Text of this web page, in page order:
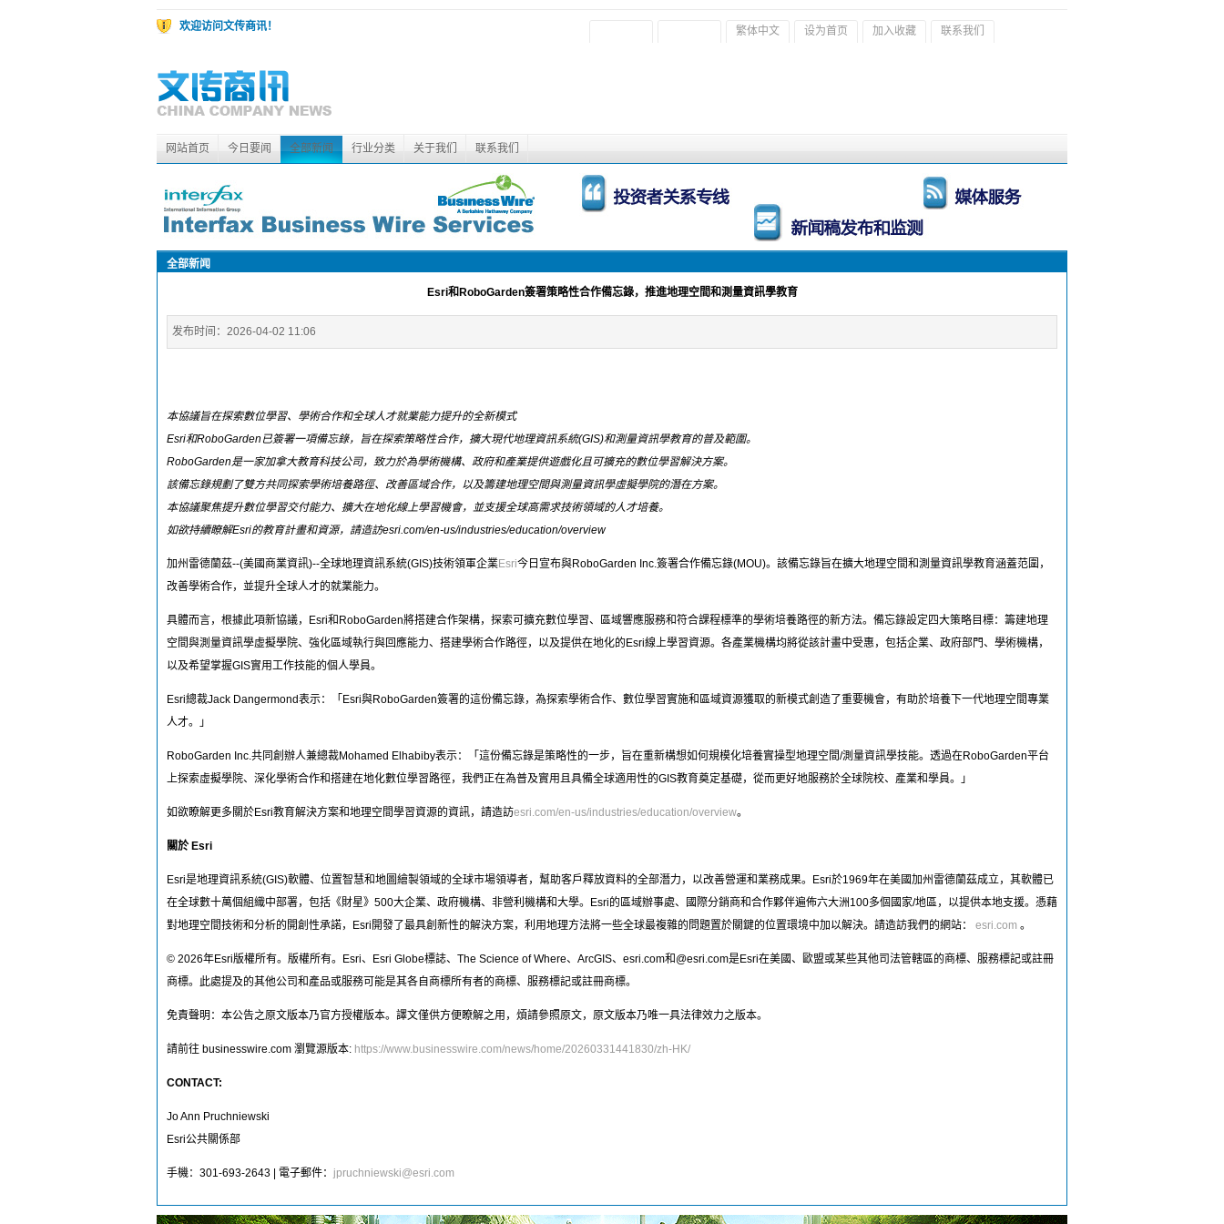
欢迎访问文传商讯！ 繁体中文 设为首页 加入收藏 联系我们
网站首页 今日要闻 全部新闻 行业分类 关于我们 联系我们
全部新闻
Esri和RoboGarden簽署策略性合作備忘錄，推進地理空間和測量資訊學教育
发布时间： 2026-04-02 11:06
本協議旨在探索數位學習、學術合作和全球人才就業能力提升的全新模式
Esri和RoboGarden已簽署一項備忘錄，旨在探索策略性合作，擴大現代地理資訊系統(GIS)和測量資訊學教育的普及範圍。
RoboGarden是一家加拿大教育科技公司，致力於為學術機構、政府和產業提供遊戲化且可擴充的數位學習解決方案。
該備忘錄規劃了雙方共同探索學術培養路徑、改善區域合作，以及籌建地理空間與測量資訊學虛擬學院的潛在方案。
本協議聚焦提升數位學習交付能力、擴大在地化線上學習機會，並支援全球高需求技術領域的人才培養。
如欲持續瞭解Esri的教育計畫和資源，請造訪esri.com/en-us/industries/education/overview
加州雷德蘭茲--(美國商業資訊)--全球地理資訊系統(GIS)技術領軍企業Esri今日宣布與RoboGarden Inc.簽署合作備忘錄(MOU)。該備忘錄旨在擴大地理空間和測量資訊學教育涵蓋范圍，
改善學術合作，並提升全球人才的就業能力。
具體而言，根據此項新協議，Esri和RoboGarden將搭建合作架構，探索可擴充數位學習、區域響應服務和符合課程標準的學術培養路徑的新方法。備忘錄設定四大策略目標：籌建地理
空間與測量資訊學虛擬學院、強化區域執行與回應能力、搭建學術合作路徑，以及提供在地化的Esri線上學習資源。各產業機構均將從該計畫中受惠，包括企業、政府部門、學術機構，
以及希望掌握GIS實用工作技能的個人學員。
Esri總裁Jack Dangermond表示：「Esri與RoboGarden簽署的這份備忘錄，為探索學術合作、數位學習實施和區域資源獲取的新模式創造了重要機會，有助於培養下一代地理空間專業
人才。」
RoboGarden Inc.共同創辦人兼總裁Mohamed Elhabiby表示：「這份備忘錄是策略性的一步，旨在重新構想如何規模化培養實操型地理空間/測量資訊學技能。透過在RoboGarden平台
上探索虛擬學院、深化學術合作和搭建在地化數位學習路徑，我們正在為普及實用且具備全球適用性的GIS教育奠定基礎，從而更好地服務於全球院校、產業和學員。」
如欲瞭解更多關於Esri教育解決方案和地理空間學習資源的資訊，請造訪esri.com/en-us/industries/education/overview。
關於 Esri
Esri是地理資訊系統(GIS)軟體、位置智慧和地圖繪製領域的全球市場領導者，幫助客戶釋放資料的全部潛力，以改善營運和業務成果。Esri於1969年在美國加州雷德蘭茲成立，其軟體已
在全球數十萬個組織中部署，包括《財星》500大企業、政府機構、非營利機構和大學。Esri的區域辦事處、國際分銷商和合作夥伴遍佈六大洲100多個國家/地區，以提供本地支援。憑藉
對地理空間技術和分析的開創性承諾，Esri開發了最具創新性的解決方案，利用地理方法將一些全球最複雜的問題置於關鍵的位置環境中加以解決。請造訪我們的網站： esri.com 。
© 2026年Esri版權所有。版權所有。Esri、Esri Globe標誌、The Science of Where、ArcGIS、esri.com和@esri.com是Esri在美國、歐盟或某些其他司法管轄區的商標、服務標記或註冊
商標。此處提及的其他公司和產品或服務可能是其各自商標所有者的商標、服務標記或註冊商標。
免責聲明：本公告之原文版本乃官方授權版本。譯文僅供方便瞭解之用，煩請參照原文，原文版本乃唯一具法律效力之版本。
請前往 businesswire.com 瀏覽源版本: https://www.businesswire.com/news/home/20260331441830/zh-HK/
CONTACT:
Jo Ann Pruchniewski
Esri公共關係部
手機：301-693-2643 | 電子郵件： jpruchniewski@esri.com